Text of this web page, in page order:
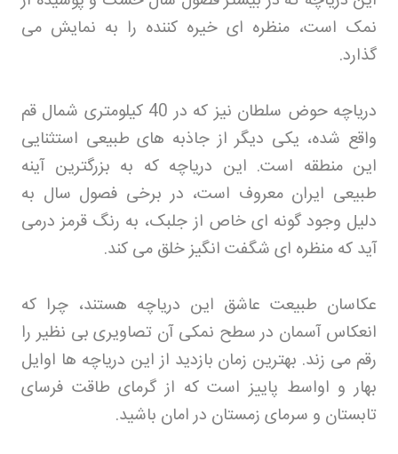
نمک است، منظره ای خیره کننده را به نمایش می
گذارد.
دریاچه حوض سلطان نیز که در 40 کیلومتری شمال قم
واقع شده، یکی دیگر از جاذبه های طبیعی استثنایی
این منطقه است. این دریاچه که به بزرگترین آینه
طبیعی ایران معروف است، در برخی فصول سال به
دلیل وجود گونه ای خاص از جلبک، به رنگ قرمز درمی
آید که منظره ای شگفت انگیز خلق می کند.
عکاسان طبیعت عاشق این دریاچه هستند، چرا که
انعکاس آسمان در سطح نمکی آن تصاویری بی نظیر را
رقم می زند. بهترین زمان بازدید از این دریاچه ها اوایل
بهار و اواسط پاییز است که از گرمای طاقت فرسای
تابستان و سرمای زمستان در امان باشید.